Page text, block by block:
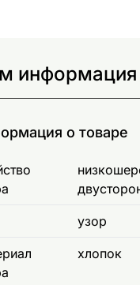
информация
о товаре
узор
хлопок